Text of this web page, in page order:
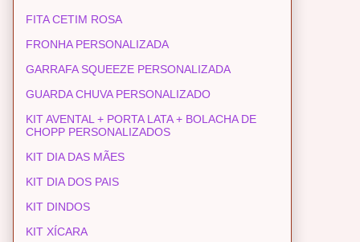
FITA CETIM ROSA
FRONHA PERSONALIZADA
GARRAFA SQUEEZE PERSONALIZADA
GUARDA CHUVA PERSONALIZADO
KIT AVENTAL + PORTA LATA + BOLACHA DE
CHOPP PERSONALIZADOS
KIT DIA DAS MÃES
KIT DIA DOS PAIS
KIT DINDOS
KIT XÍCARA